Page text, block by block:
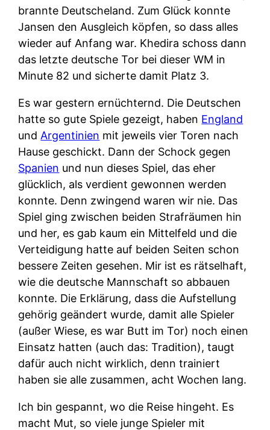
brannte Deutscheland. Zum Glück konnte
Jansen den Ausgleich köpfen, so dass alles
wieder auf Anfang war. Khedira schoss dann
das letzte deutsche Tor bei dieser WM in
Minute 82 und sicherte damit Platz 3.
Es war gestern ernüchternd. Die Deutschen
hatte so gute Spiele gezeigt, haben England
und Argentinien mit jeweils vier Toren nach
Hause geschickt. Dann der Schock gegen
Spanien und nun dieses Spiel, das eher
glücklich, als verdient gewonnen werden
konnte. Denn zwingend waren wir nie. Das
Spiel ging zwischen beiden Strafräumen hin
und her, es gab kaum ein Mittelfeld und die
Verteidigung hatte auf beiden Seiten schon
bessere Zeiten gesehen. Mir ist es rätselhaft,
wie die deutsche Mannschaft so abbauen
konnte. Die Erklärung, dass die Aufstellung
gehörig geändert wurde, damit alle Spieler
(außer Wiese, es war Butt im Tor) noch einen
Einsatz hatten (auch das: Tradition), taugt
dafür auch nicht wirklich, denn trainiert
haben sie alle zusammen, acht Wochen lang.
Ich bin gespannt, wo die Reise hingeht. Es
macht Mut, so viele junge Spieler mit